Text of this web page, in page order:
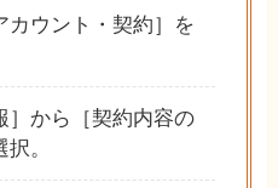
カウント・契約］を
］から［契約内容の
。